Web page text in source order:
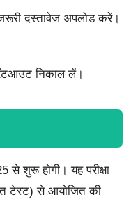
दस्तावेज अपलोड करें।
निकाल लें।
से शुरू होगी। यह परीक्षा
टेस्ट) से आयोजित की